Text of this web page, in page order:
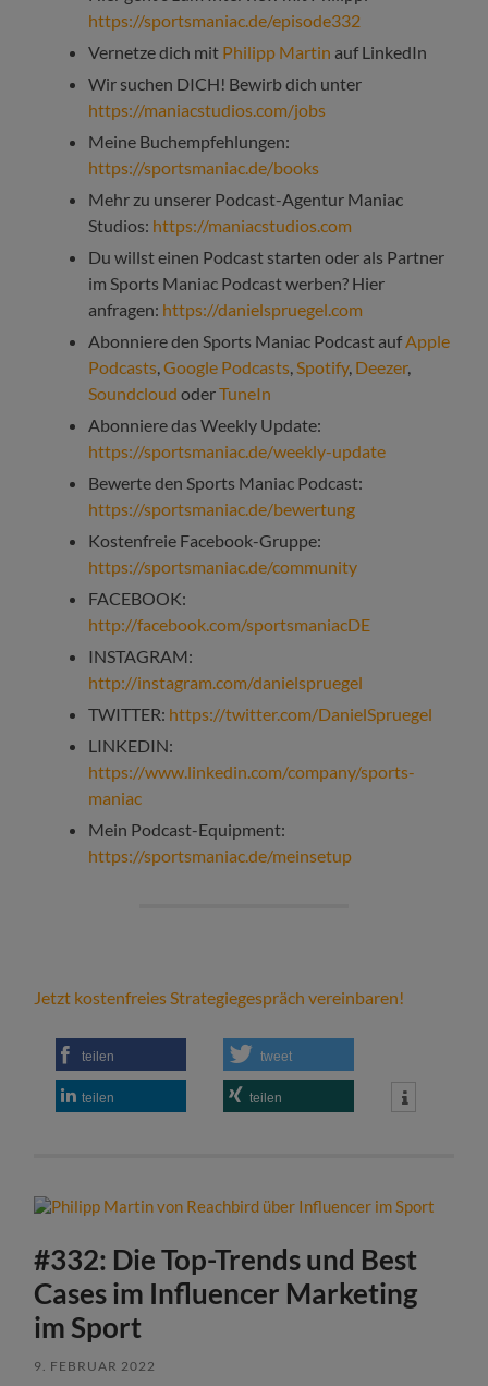
https://sportsmaniac.de/episode332
Vernetze dich mit Philipp Martin auf LinkedIn
Wir suchen DICH! Bewirb dich unter
https://maniacstudios.com/jobs
Meine Buchempfehlungen:
https://sportsmaniac.de/books
Mehr zu unserer Podcast-Agentur Maniac
Studios: https://maniacstudios.com
Du willst einen Podcast starten oder als Partner
im Sports Maniac Podcast werben? Hier
anfragen: https://danielspruegel.com
Abonniere den Sports Maniac Podcast aufApple
Podcasts,Google Podcasts,Spotify, Deezer,
Soundcloud oderTuneIn
Abonniere das Weekly Update:
https://sportsmaniac.de/weekly-update
Bewerte den Sports Maniac Podcast:
https://sportsmaniac.de/bewertung
Kostenfreie Facebook-Gruppe:
https://sportsmaniac.de/community
FACEBOOK:
http://facebook.com/sportsmaniacDE
INSTAGRAM:
http://instagram.com/danielspruegel
TWITTER: https://twitter.com/DanielSpruegel
LINKEDIN:
https://www.linkedin.com/company/sports-
maniac
Mein Podcast-Equipment:
https://sportsmaniac.de/meinsetup
Jetzt kostenfreies Strategiegespräch vereinbaren!
teilen tweet
teilen teilen
#332: Die Top-Trends und Best
Cases im Influencer Marketing
im Sport
9. FEBRUAR 2022